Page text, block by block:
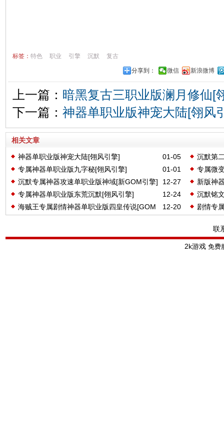
标签： 特色 职业 引擎 沉默 复古
分享到： 微信 新浪微博
上一篇： 暗黑复古三职业版澜月修仙[
下一篇： 神器单职业版神宠大陆[翎风
相关文章
01-05
神器单职业版神宠大陆[翎风引擎]
沉默第
引擎]
01-01
专属神器单职业版九字秘[翎风引擎]
专属微
12-27
沉默专属神器攻速单职业版神域[新GOM引擎]
新版神
12-24
专属神器单职业版东荒沉默[翎风引擎]
沉默铭
12-20
海贼王专属剧情神器单职业版四皇传说[GOM
剧情专
联
2k游戏 免费